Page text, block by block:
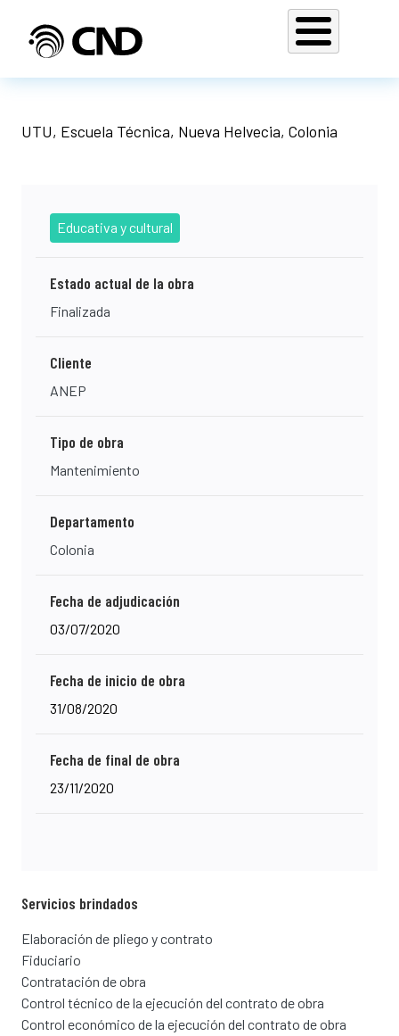
UTU, Escuela Técnica, Nueva Helvecia, Colonia
Educativa y cultural
Estado actual de la obra
Finalizada
Cliente
ANEP
Tipo de obra
Mantenimiento
Departamento
Colonia
Fecha de adjudicación
03/07/2020
Fecha de inicio de obra
31/08/2020
Fecha de final de obra
23/11/2020
Servicios brindados
Elaboración de pliego y contrato
Fiduciario
Contratación de obra
Control técnico de la ejecución del contrato de obra
Control económico de la ejecución del contrato de obra